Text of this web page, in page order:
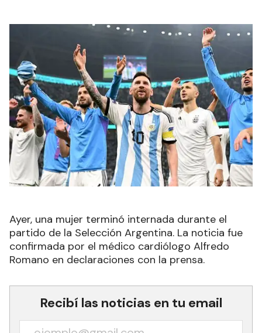
Ayer, una mujer terminó internada durante el
partido de la Selección Argentina. La noticia fue
confirmada por el médico cardiólogo Alfredo
Romano en declaraciones con la prensa.
Recibí las noticias en tu email